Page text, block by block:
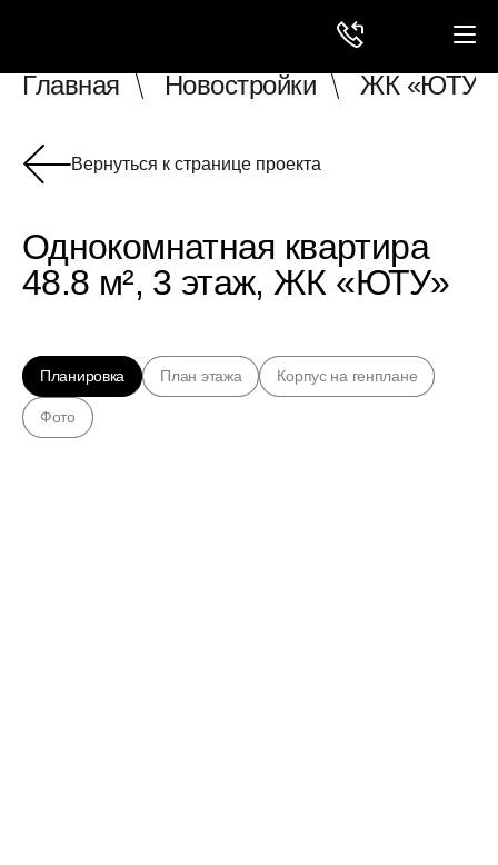
Главная Новостройки ЖК «ЮТУ»
Вернуться к странице проекта
Однокомнатная квартира
48.8 м², 3 этаж, ЖК «ЮТУ»
Планировка План этажа Корпус на генплане
Фото